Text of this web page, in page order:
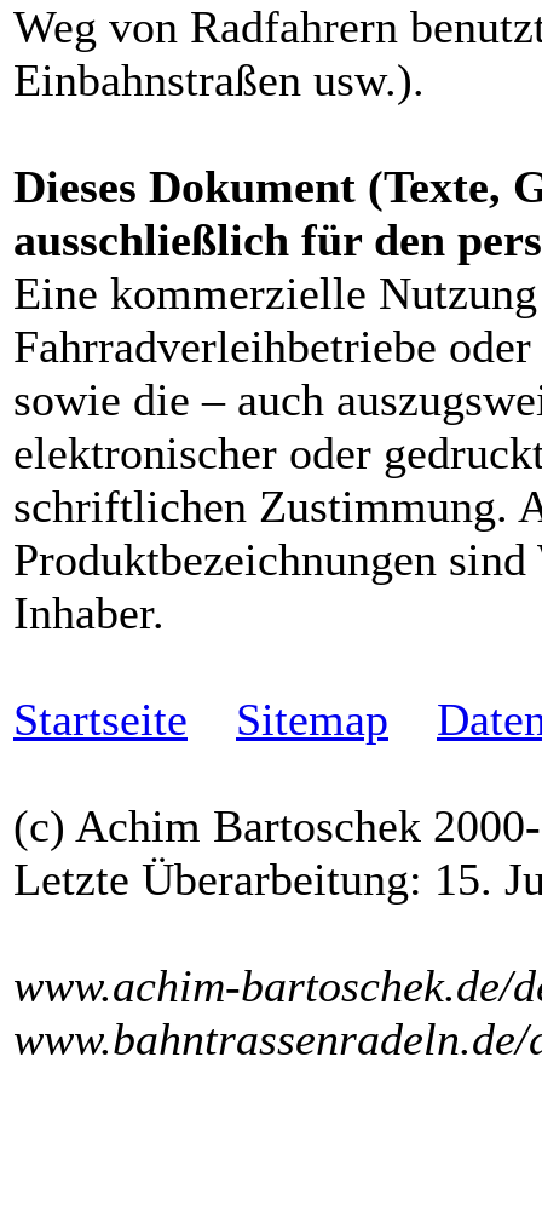
Weg von Radfahrern
Einbahnstraßen usw.).
Dieses Dokument (Texte,
ausschließlich für den
Eine kommerzielle
Fahrradverleihbetriebe
sowie die – auch
elektronischer oder
schriftlichen Zustimmung.
Produktbezeichnungen
Inhaber.
Startseite Sitemap
(c) Achim Bartoschek
Letzte Überarbeitung: 15.
www.achim-bartoschek.de/